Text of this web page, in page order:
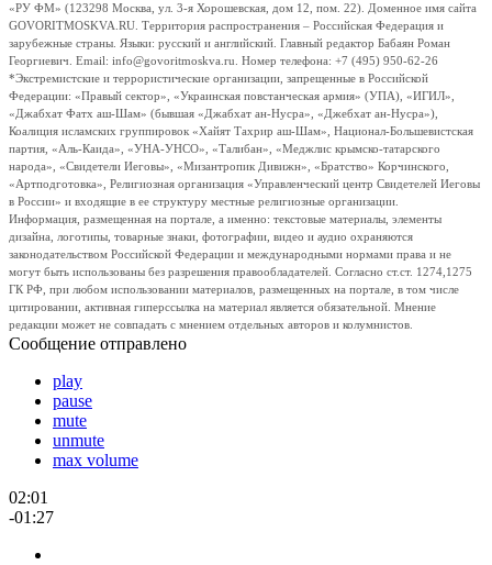
«РУ ФМ» (123298 Москва, ул. 3-я Хорошевская, дом 12, пом. 22). Доменное имя сайта
GOVORITMOSKVA.RU. Территория распространения – Российская Федерация и
зарубежные страны. Языки: русский и английский. Главный редактор Бабаян Роман
Георгиевич. Email: info@govoritmoskva.ru. Номер телефона: +7 (495) 950-62-26
*Экстремистские и террористические организации, запрещенные в Российской
Федерации: «Правый сектор», «Украинская повстанческая армия» (УПА), «ИГИЛ»,
«Джабхат Фатх аш-Шам» (бывшая «Джабхат ан-Нусра», «Джебхат ан-Нусра»),
Коалиция исламских группировок «Хайят Тахрир аш-Шам», Национал-Большевистская
партия, «Аль-Каида», «УНА-УНСО», «Талибан», «Меджлис крымско-татарского
народа», «Свидетели Иеговы», «Мизантропик Дивижн», «Братство» Корчинского,
«Артподготовка», Религиозная организация «Управленческий центр Свидетелей Иеговы
в России» и входящие в ее структуру местные религиозные организации.
Информация, размещенная на портале, а именно: текстовые материалы, элементы
дизайна, логотипы, товарные знаки, фотографии, видео и аудио охраняются
законодательством Российской Федерации и международными нормами права и не
могут быть использованы без разрешения правообладателей. Согласно ст.ст. 1274,1275
ГК РФ, при любом использовании материалов, размещенных на портале, в том числе
цитировании, активная гиперссылка на материал является обязательной. Мнение
редакции может не совпадать с мнением отдельных авторов и колумнистов.
Сообщение отправлено
play
pause
mute
unmute
max volume
02:01
-01:27